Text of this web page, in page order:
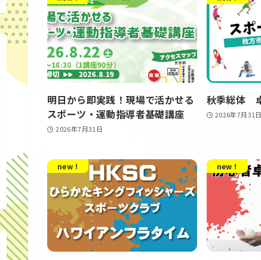
明日から即実践！現場で活かせる
スポーツ・運動指導者基礎講座
2026年7月31日
秋季総体
2026年7月31日
new ! new !